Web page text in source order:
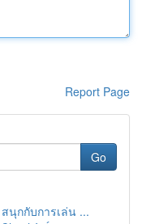
Report Page
Go
นุกกับการเล่น ...